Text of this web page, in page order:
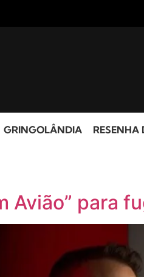
GRINGOLÂNDIA RESENHA
Avião” para